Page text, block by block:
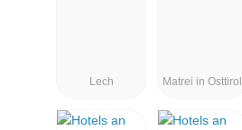
Lech Matrei in Osttirol